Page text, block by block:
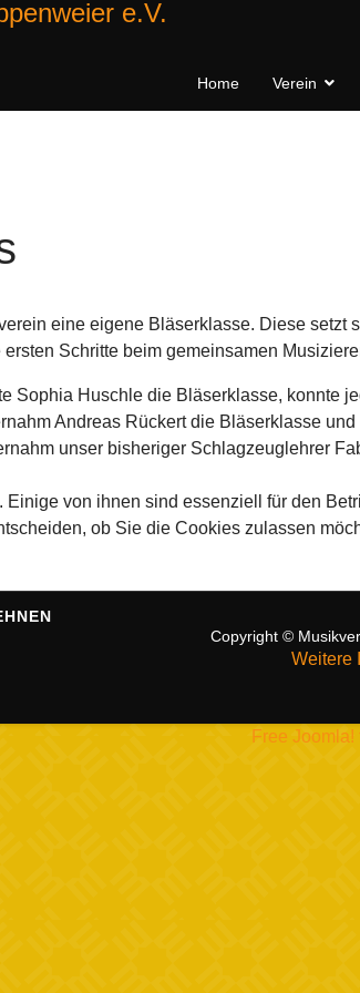
Home Verein
eine eigene Bläserklasse. Diese
Schritte beim gemeinsamen
Sophia Huschle die Bläserklasse, konnte
Andreas Rückert die Bläserklasse
unser bisheriger Schlagzeuglehrer
Copyright ©
Free Joomla!
von ihnen sind essenziell für den
ob Sie die Cookies zulassen
Weitere